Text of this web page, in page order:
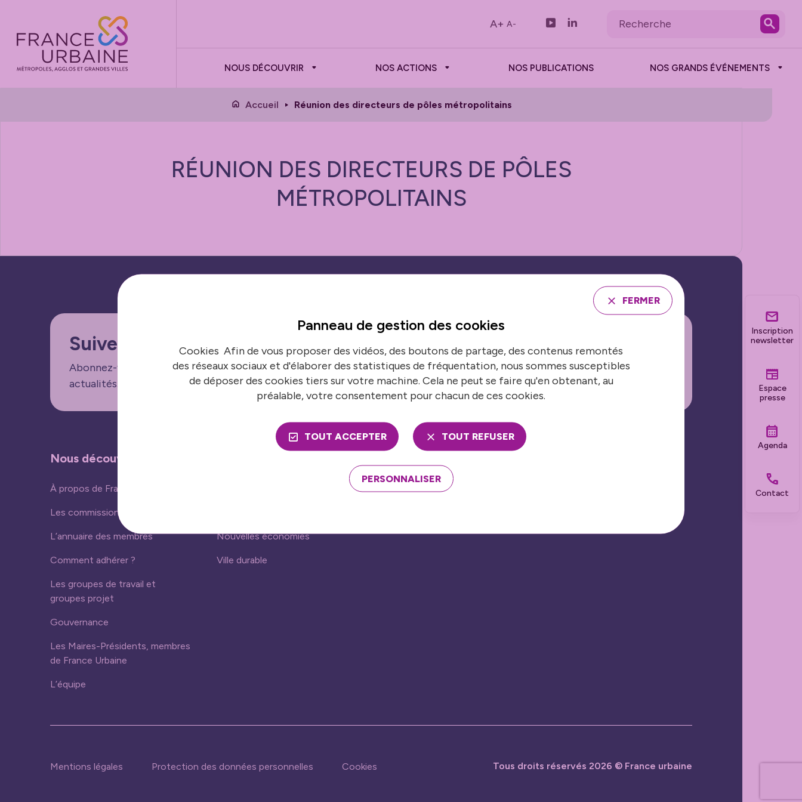
A+ A-
NOUS DÉCOUVRIR NOS ACTIONS NOS PUBLICATIONS NOS GRANDS ÉVÉNEMENTS
Inscription
newsletter
Espace
presse
Agenda
Contact
Accueil Réunion des directeurs de pôles métropolitains
RÉUNION DES DIRECTEURS DE PÔLES
MÉTROPOLITAINS
Suivez nos informations en temps réel
Abonnez-vous aux lettres d'informations de France urbaine pour suivre toutes nos
actualités.
S’INSCRIRE À LA
NEWSLETTER
Nous découvrir
À propos de France urbaine
Les commissions
L’annuaire des membres
Comment adhérer ?
Les groupes de travail et
groupes projet
Gouvernance
Les Maires-Présidents, membres
de France Urbaine
L’équipe
Nouvelles économies
Ville durable
Mentions légales Protection des données personnelles Cookies Tous droits réservés 2026 © France urbaine
FERMER
Panneau de gestion des cookies
Cookies Afin de vous proposer des vidéos, des boutons de partage, des contenus remontés
des réseaux sociaux et d'élaborer des statistiques de fréquentation, nous sommes susceptibles
de déposer des cookies tiers sur votre machine. Cela ne peut se faire qu'en obtenant, au
préalable, votre consentement pour chacun de ces cookies.
TOUT ACCEPTER TOUT REFUSER
PERSONNALISER